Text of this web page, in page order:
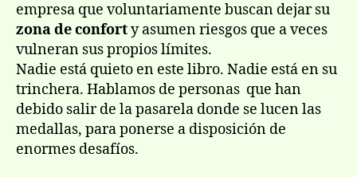
empresa que voluntariamente buscan dejar su
zona de conforty asumen riesgos que a veces
vulneran sus propios límites.
Nadie está quieto en este libro. Nadie está en su
trinchera. Hablamos de personas que han
debido salir de la pasarela donde se lucen las
medallas, para ponerse a disposición de
enormes desafíos.